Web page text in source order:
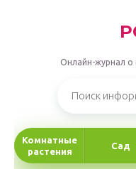
Онлайн-журнал о
Комнатные
растения
Сад